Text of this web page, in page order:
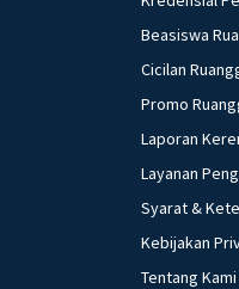
Penyebab
Seringkali
di masyarakat,
contoh perilaku
tradisi di kearifan lokal Nusantara 44.
kondisi
kehidupan sosial
perubahan sosial
fungsi asli uang
Beasiswa
Cicilan
Promo
Laporan
Layanan
Syarat &
Kebijakan
Tentang Kami